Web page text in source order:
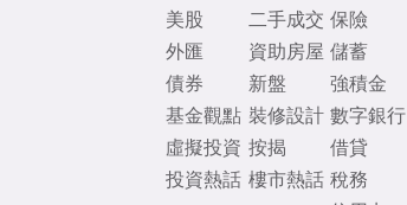
美股
外匯
債券
基金觀點
虛擬投資
投資熱話
二手成交
資助房屋
新盤
裝修設計
按揭
樓市熱話
保險
儲蓄
強積金
數字銀行
借貸
稅務